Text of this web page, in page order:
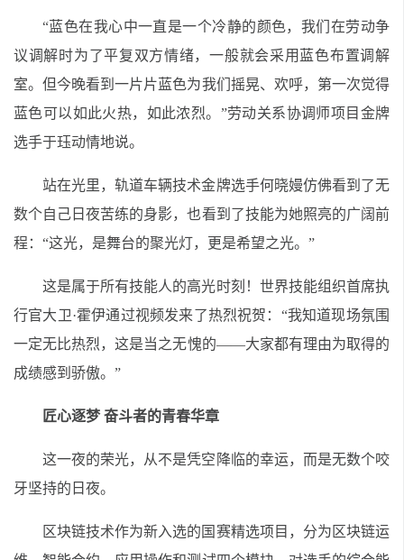
“蓝色在我心中一直是一个冷静的颜色，我们在劳动争
议调解时为了平复双方情绪，一般就会采用蓝色布置调解
室。但今晚看到一片片蓝色为我们摇晃、欢呼，第一次觉得
蓝色可以如此火热，如此浓烈。”劳动关系协调师项目金牌
选手于珏动情地说。
站在光里，轨道车辆技术金牌选手何晓嫚仿佛看到了无
数个自己日夜苦练的身影，也看到了技能为她照亮的广阔前
程：“这光，是舞台的聚光灯，更是希望之光。”
这是属于所有技能人的高光时刻！世界技能组织首席执
行官大卫·霍伊通过视频发来了热烈祝贺：“我知道现场氛围
一定无比热烈，这是当之无愧的——大家都有理由为取得的
成绩感到骄傲。”
匠心逐梦 奋斗者的青春华章
这一夜的荣光，从不是凭空降临的幸运，而是无数个咬
牙坚持的日夜。
区块链技术作为新入选的国赛精选项目，分为区块链运